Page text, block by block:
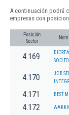
A continuación podrá
empresas con
Posición
Sector
4.169
4.170
JOB
4.171 BEST
4.172